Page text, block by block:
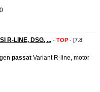
R-LINE, DSG, ... - TOP - [7.8.
passat Variant R-line, motor